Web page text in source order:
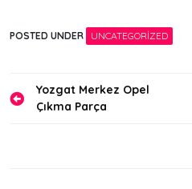
POSTED UNDER UNCATEGORIZED
Yazı
gezinmesi
Yozgat Merkez Opel
Çıkma Parça